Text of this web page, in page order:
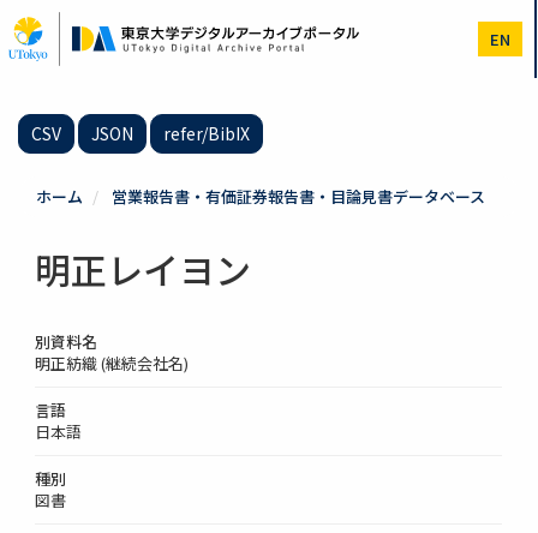
イ
ン
EN
CSV JSON refer/BibIX
ホーム 営業報告書・有価証券報告書・目論見書データベース
明正レイヨン
別資料名
明正紡織 (継続会社名)
言語
日本語
種別
図書